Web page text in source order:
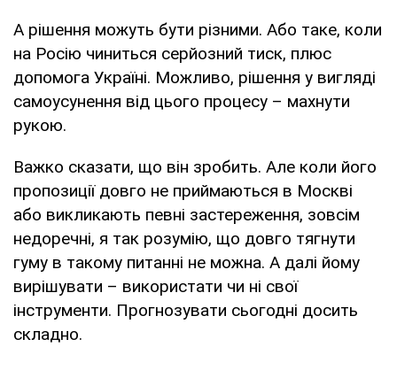
А рішення можуть бути різними. Або таке, коли
на Росію чиниться серйозний тиск, плюс
допомога Україні. Можливо, рішення у вигляді
самоусунення від цього процесу – махнути
рукою.
Важко сказати, що він зробить. Але коли його
пропозиції довго не приймаються в Москві
або викликають певні застереження, зовсім
недоречні, я так розумію, що довго тягнути
гуму в такому питанні не можна. А далі йому
вирішувати – використати чи ні свої
інструменти. Прогнозувати сьогодні досить
складно.